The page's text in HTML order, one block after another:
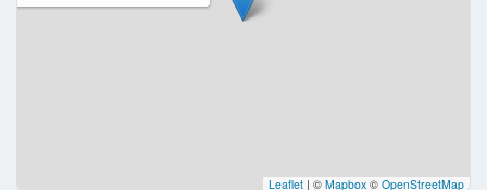
Leaflet | © Mapbox © OpenStreetMap